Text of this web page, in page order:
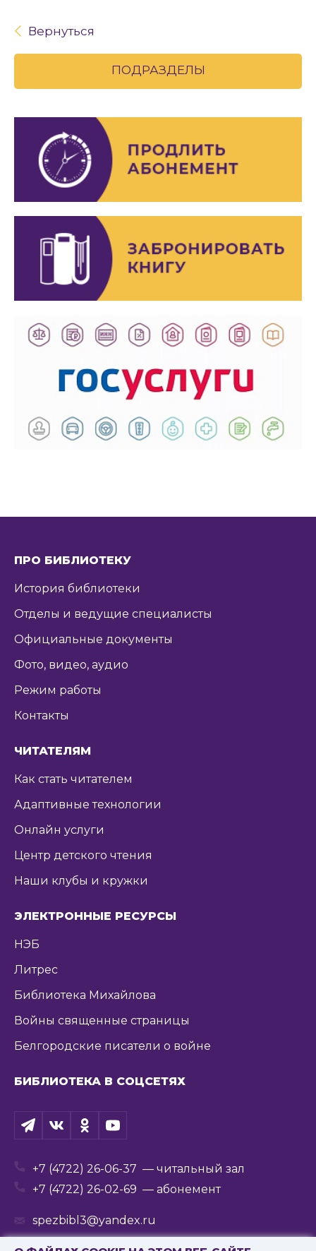
Вернуться
ПОДРАЗДЕЛЫ
ПРО БИБЛИОТЕКУ
История библиотеки
Отделы и ведущие специалисты
Официальные документы
Фото, видео, аудио
Режим работы
Контакты
ЧИТАТЕЛЯМ
Как стать читателем
Адаптивные технологии
Онлайн услуги
Центр детского чтения
Наши клубы и кружки
ЭЛЕКТРОННЫЕ РЕСУРСЫ
НЭБ
Литрес
Библиотека Михайлова
Войны священные страницы
Белгородские писатели о войне
БИБЛИОТЕКА В СОЦСЕТЯХ
+7 (4722) 26-06-37 — читальный зал
+7 (4722) 26-02-69 — абонемент
spezbibl3@yandex.ru